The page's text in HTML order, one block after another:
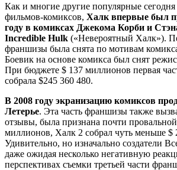
Как и многие другие популярные
фильмов-комиксов, Халк впервые был
году в комиксах Джекома Корби и
Incredible Hulk («Невероятный Халк»).
франшизы была снята по мотивам
Боевик на основе комикса был снят
При бюджете $ 137 миллионов первая
собрала $245 360 480.
В 2008 году экранизацию комиксов
Летерье. Эта часть франшизы также
отзывы, была признана почти
миллионов, Халк 2 собрал чуть меньше $
Удивительно, но изначально создатели
даже ожидая несколько негативную
перспективах съемки третьей части